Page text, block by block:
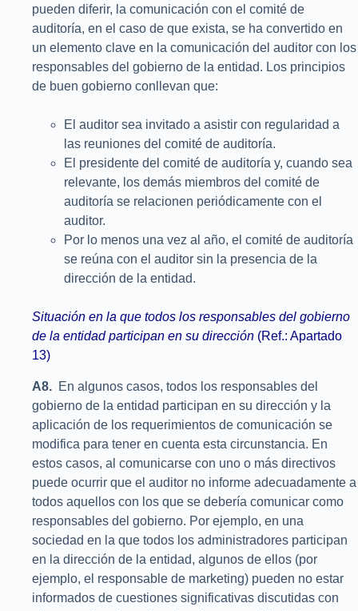
pueden diferir, la comunicación con el comité de
auditoría, en el caso de que exista, se ha convertido en
un elemento clave en la comunicación del auditor con los
responsables del gobierno de la entidad. Los principios
de buen gobierno conllevan que:
El auditor sea invitado a asistir con regularidad a
las reuniones del comité de auditoría.
El presidente del comité de auditoría y, cuando sea
relevante, los demás miembros del comité de
auditoría se relacionen periódicamente con el
auditor.
Por lo menos una vez al año, el comité de auditoría
se reúna con el auditor sin la presencia de la
dirección de la entidad.
Situación en la que todos los responsables del gobierno
de la entidad participan en su dirección (Ref.: Apartado
13)
A8. En algunos casos, todos los responsables del
gobierno de la entidad participan en su dirección y la
aplicación de los requerimientos de comunicación se
modifica para tener en cuenta esta circunstancia. En
estos casos, al comunicarse con uno o más directivos
puede ocurrir que el auditor no informe adecuadamente a
todos aquellos con los que se debería comunicar como
responsables del gobierno. Por ejemplo, en una
sociedad en la que todos los administradores participan
en la dirección de la entidad, algunos de ellos (por
ejemplo, el responsable de marketing) pueden no estar
informados de cuestiones significativas discutidas con